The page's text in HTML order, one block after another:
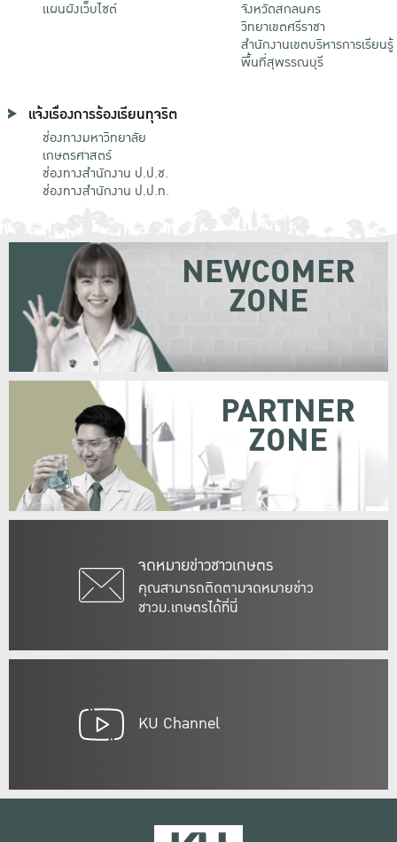
แผนผังเว็บไซต์
จังหวัดสกลนคร
วิทยาเขตศรีราชา
สำนักงานเขตบริหารการเรียนรู้
พื้นที่สุพรรณบุรี
แจ้งเรื่องการร้องเรียนทุจริต
ช่องทางมหาวิทยาลัย
เกษตรศาสตร์
ช่องทางสำนักงาน ป.ป.ช.
ช่องทางสำนักงาน ป.ป.ท.
จดหมายข่าวชาวเกษตร
คุณสามารถติดตามจดหมายข่าว
ชาวม.เกษตรได้ที่นี่
NEWCOMER
ZONE
PARTNER
ZONE
KU Channel